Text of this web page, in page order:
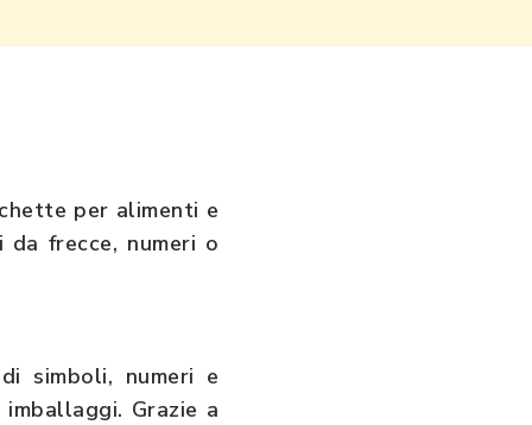
per alimenti e
frecce, numeri o
simboli, numeri e
Grazie a